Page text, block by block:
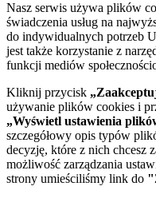
Nasz serwis używa plików
świadczenia usług na
do indywidualnych potrzeb
jest także korzystanie z
funkcji mediów
Kliknij przycisk
używanie plików cookies i
„Wyświetl ustawienia
szczegółowy opis typów
decyzję, które z nich chcesz
możliwość zarządzania
strony umieściliśmy link do